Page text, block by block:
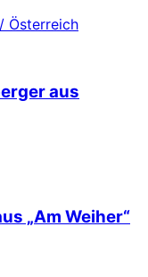
Österreich
aus
„Am Weiher“